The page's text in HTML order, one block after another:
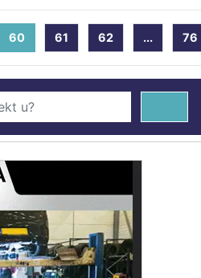
60 (current)
61 62 ... 76